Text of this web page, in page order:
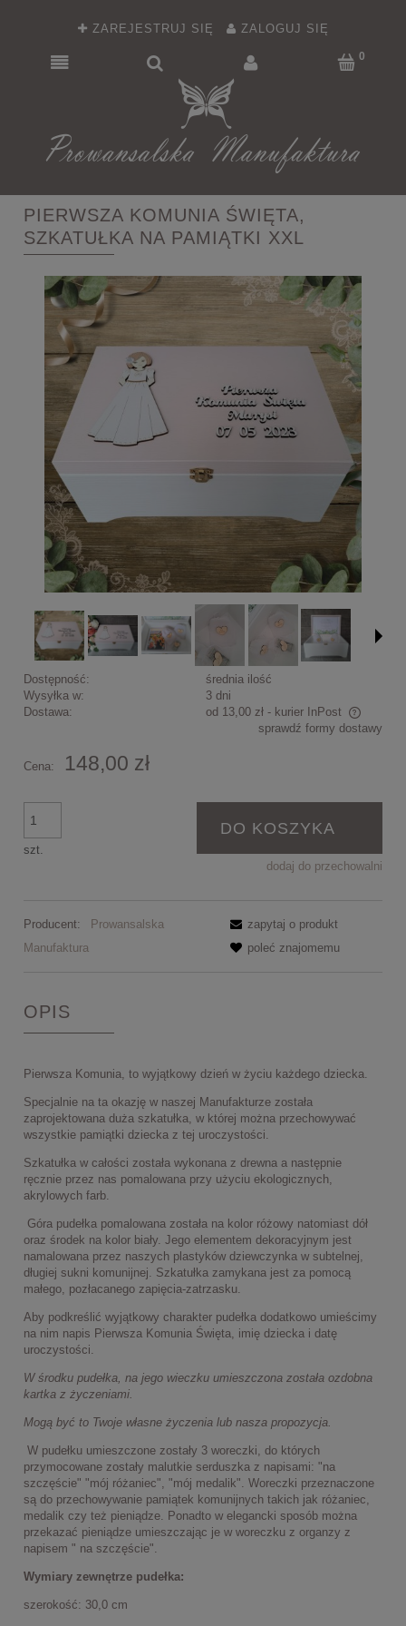
ZAREJESTRUJ SIĘ ZALOGUJ SIĘ
PIERWSZA KOMUNIA ŚWIĘTA,
SZKATUŁKA NA PAMIĄTKI XXL
Dostępność:
średnia ilość
Wysyłka w:
3 dni
Dostawa:
od 13,00 zł - kurier InPost
Cena nie zawiera ewentualnych kosztów płatnościsprawdź formy dostawy
Cena: 148,00 zł
szt.
DO KOSZYKA
dodaj do przechowalni
Producent:
Prowansalska
Manufaktura
zapytaj o produkt
poleć znajomemu
OPIS
Pierwsza Komunia, to wyjątkowy dzień w życiu każdego dziecka.
Specjalnie na ta okazję w naszej Manufakturze została
zaprojektowana duża szkatułka, w której można przechowywać
wszystkie pamiątki dziecka z tej uroczystości.
Szkatułka w całości została wykonana z drewna a następnie
ręcznie przez nas pomalowana przy użyciu ekologicznych,
akrylowych farb.
Góra pudełka pomalowana została na kolor różowy natomiast dół
oraz środek na kolor biały. Jego elementem dekoracyjnym jest
namalowana przez naszych plastyków dziewczynka w subtelnej,
długiej sukni komunijnej. Szkatułka zamykana jest za pomocą
małego, pozłacanego zapięcia-zatrzasku.
Aby podkreślić wyjątkowy charakter pudełka dodatkowo umieścimy
na nim napis Pierwsza Komunia Święta, imię dziecka i datę
uroczystości.
W środku pudełka, na jego wieczku umieszczona została ozdobna
kartka z życzeniami.
Mogą być to Twoje własne życzenia lub nasza propozycja.
W pudełku umieszczone zostały 3 woreczki, do których
przymocowane zostały malutkie serduszka z napisami: "na
szczęście" "mój różaniec", "mój medalik". Woreczki przeznaczone
są do przechowywanie pamiątek komunijnych takich jak różaniec,
medalik czy też pieniądze. Ponadto w elegancki sposób można
przekazać pieniądze umieszczając je w woreczku z organzy z
napisem " na szczęście".
Wymiary zewnętrze pudełka:
szerokość: 30,0 cm